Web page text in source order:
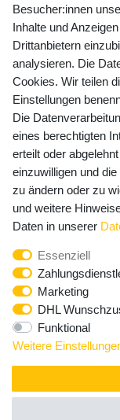
Preisangaben
Versandkosten
Newsletter
E-MAIL **
Newsletter
Honig
Hiermit
widerrufen.**
**
Besucher:innen
Inhalte und
Drittanbietern
analysieren. Die
Cookies. Wir teilen
Einstellungen
Die
eines berechtigten
erteilt oder
einzuwilligen und
zu ändern oder zu
und weitere
Daten in unserer
Essenziell
Marketing
DHL
Funktional
Weitere